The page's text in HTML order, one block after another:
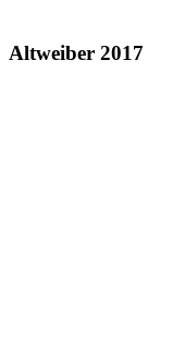
Altweiber 2017